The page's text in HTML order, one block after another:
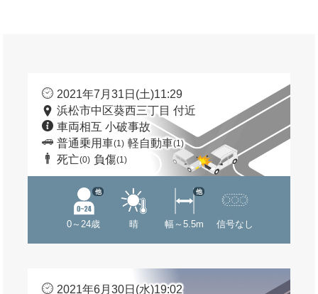
2021年7月31日(土)11:29
浜松市中区葵西三丁目 付近
車両相互 小破事故
普通乗用車(1) 軽自動車(1)
死亡(0) 負傷(1)
0～24歳
他
晴 幅～5.5m
他
信号なし
2021年6月30日(水)19:02